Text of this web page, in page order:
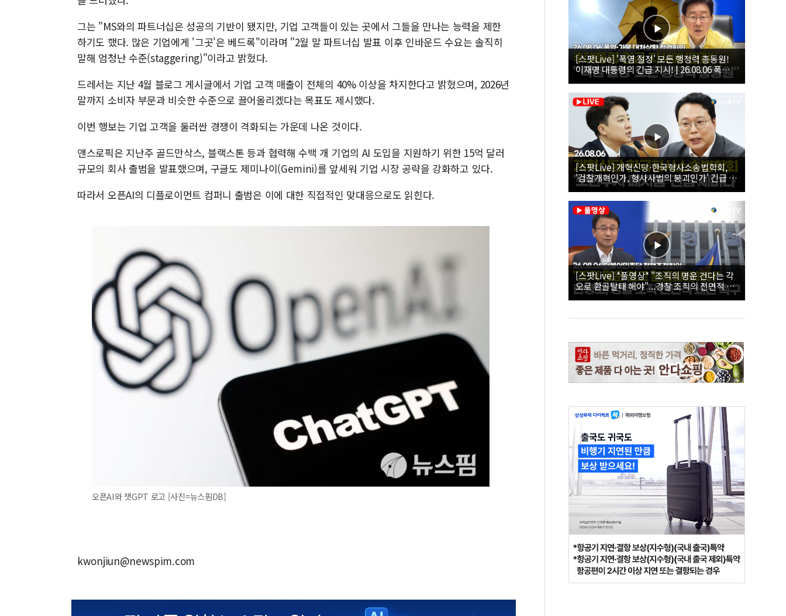
그는 "MS와의 파트너십은 성공의 기반이 됐지만, 기업 고객들이 있는 곳에서 그들을 만나는 능력을 제한
하기도 했다. 많은 기업에게 '그곳'은 베드록"이라며 "2월 말 파트너십 발표 이후 인바운드 수요는 솔직히
말해 엄청난 수준(staggering)"이라고 밝혔다.
드레서는 지난 4월 블로그 게시글에서 기업 고객 매출이 전체의 40% 이상을 차지한다고 밝혔으며, 2026년
말까지 소비자 부문과 비슷한 수준으로 끌어올리겠다는 목표도 제시했다.
이번 행보는 기업 고객을 둘러싼 경쟁이 격화되는 가운데 나온 것이다.
앤스로픽은 지난주 골드만삭스, 블랙스톤 등과 협력해 수백 개 기업의 AI 도입을 지원하기 위한 15억 달러
규모의 회사 출범을 발표했으며, 구글도 제미나이(Gemini)를 앞세워 기업 시장 공략을 강화하고 있다.
따라서 오픈AI의 디플로이먼트 컴퍼니 출범은 이에 대한 직접적인 맞대응으로도 읽힌다.
오픈AI와 챗GPT 로고 [사진=뉴스핌DB]
kwonjiun@newspim.com
[스팟Live] '폭염 절정' 모든 행정력 총동원!
이재명 대통령의 긴급 지시! | 26.08.06 폭염•
가뭄 대처상황 점검회의
[스팟Live] 개혁신당·한국형사소송법학회,
'검찰개혁인가, 형사사법의 붕괴인가' 긴급 세
미나｜26.08.06
[스팟Live] *풀영상* "조직의 명운 건다는 각
오로 환골탈태 해야"...경찰 조직의 전면적 쇄
신 촉구한 한병도 | 26.08.06 더불어민주당 정